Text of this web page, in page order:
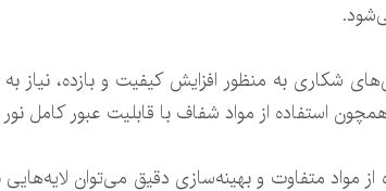
شکاری به منظور افزایش کیفیت و بازده،
استفاده از مواد شفاف با قابلیت عبور کامل
از مواد متفاوت و بهینه‌سازی دقیق می‌توان